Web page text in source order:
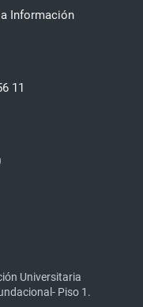
Información
11
Universitaria
Piso 1.